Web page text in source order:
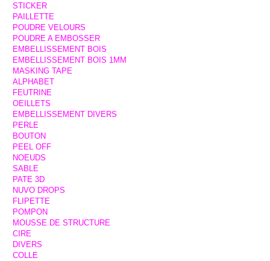
STICKER
PAILLETTE
POUDRE VELOURS
POUDRE A EMBOSSER
EMBELLISSEMENT BOIS
EMBELLISSEMENT BOIS 1MM
MASKING TAPE
ALPHABET
FEUTRINE
OEILLETS
EMBELLISSEMENT DIVERS
PERLE
BOUTON
PEEL OFF
NOEUDS
SABLE
PATE 3D
NUVO DROPS
FLIPETTE
POMPON
MOUSSE DE STRUCTURE
CIRE
DIVERS
COLLE